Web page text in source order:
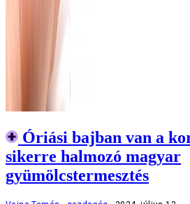
Óriási bajban van a
sikerre halmozó magyar
gyümölcstermesztés